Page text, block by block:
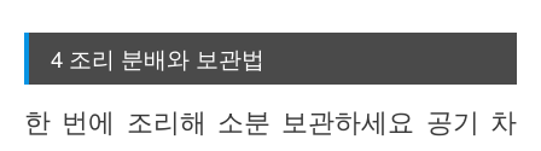
4 조리 분배와 보관법
한 번에 조리해 소분 보관하세요 공기 차